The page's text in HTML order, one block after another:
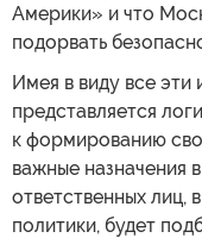
Америки» и что
подорвать
Имея в виду все эти
представляется
к формированию
важные назначения
ответственных лиц,
политики, будет